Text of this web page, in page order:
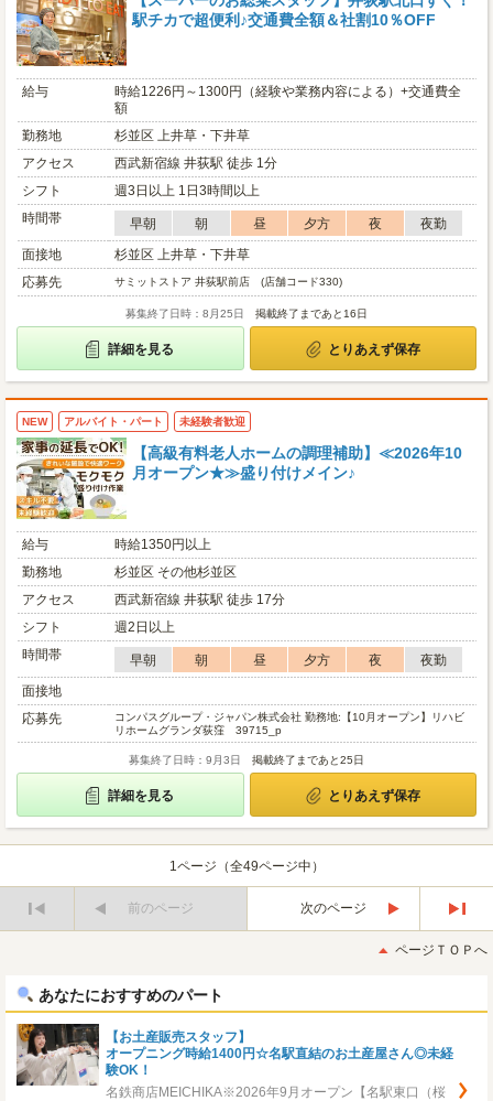
駅チカで超便利♪交通費全額＆社割10％OFF
給与
時給1226円～1300円（経験や業務内容による）+交通費全
額
勤務地
杉並区 上井草・下井草
アクセス
西武新宿線 井荻駅 徒歩 1分
シフト
週3日以上 1日3時間以上
時間帯
早朝 朝 昼 夕方 夜
夜勤
面接地
杉並区 上井草・下井草
応募先
サミットストア 井荻駅前店 (店舗コード330)
募集終了日時：8月25日 掲載終了まであと16日
詳細を見る とりあえず保存
NEW アルバイト・パート 未経験者歓迎
【高級有料老人ホームの調理補助】≪2026年10
月オープン★≫盛り付けメイン♪
給与
時給1350円以上
勤務地
杉並区 その他杉並区
アクセス
西武新宿線 井荻駅 徒歩 17分
シフト
週2日以上
時間帯
早朝 朝 昼 夕方 夜
夜勤
面接地
応募先
コンパスグループ・ジャパン株式会社 勤務地:【10月オープン】リハビ
リホームグランダ荻窪 39715_p
募集終了日時：9月3日 掲載終了まであと25日
詳細を見る とりあえず保存
1ページ（全49ページ中）
前のページ
次のページ
後
ページＴＯＰへ
あなたにおすすめのパート
【お土産販売スタッフ】
オープニング時給1400円☆名駅直結のお土産屋さん◎未経
験OK！
名鉄商店MEICHIKA※2026年9月オープン【名駅東口（桜